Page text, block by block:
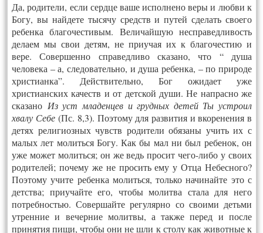
Да, родители, если сердце ваше исполнено веры и любви к
Богу, вы найдете тысячу средств и путей сделать своего
ребенка благочестивым. Величайшую несправедливость
делаем мы свои детям, не приучая их к благочестию и
вере. Совершенно справедливо сказано, что “ душа
человека – а, следовательно, и душа ребенка, – по природе
христианка”. Действительно, Бог ожидает уже
христианских качеств и от детской души. Не напрасно же
сказано Из уст младенцев и грудных детей Ты устроил
хвалу Себе (Пс. 8,3). Поэтому для развития и вкоренения в
детях религиозных чувств родители обязаны учить их с
малых лет молиться Богу. Как бы мал ни был ребенок, он
уже может молиться; он же ведь просит чего-либо у своих
родителей; почему же не просить ему у Отца Небесного?
Поэтому учите ребенка молиться, только начинайте это с
детства; приучайте его, чтобы молитва стала для него
потребностью. Совершайте регулярно со своими детьми
утренние и вечерние молитвы, а также перед и после
принятия пищи, чтобы они не шли к столу как животные к